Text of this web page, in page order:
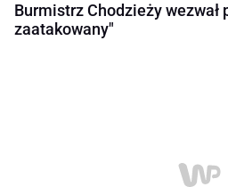
Burmistrz Chodzieży wezwał
zaatakowany"